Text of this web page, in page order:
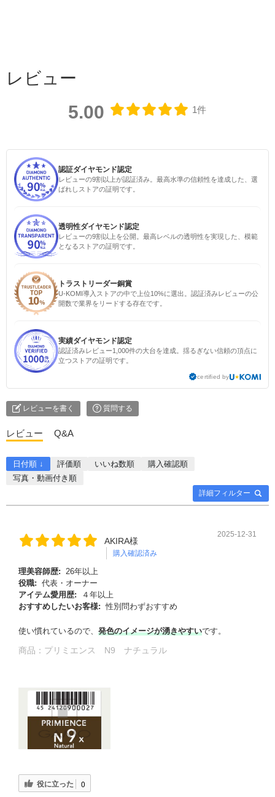
レビュー
5.00 1件
認証ダイヤモンド認定
レビューの9割以上が認証済み。最高水準の信頼性を達成した、選
ばれしストアの証明です。
透明性ダイヤモンド認定
レビューの9割以上を公開。最高レベルの透明性を実現した、模範
となるストアの証明です。
トラストリーダー銅賞
U-KOMI導入ストアの中で上位10%に選出。認証済みレビューの公
開数で業界をリードする存在です。
実績ダイヤモンド認定
認証済みレビュー1,000件の大台を達成。揺るぎない信頼の頂点に
立つストアの証明です。
certified by
レビューを書く 質問する
レビュー Q&A
詳細フィルター
日付順 ↓ 評価順 いいね数順
購入確認順
写真・動画付き順
AKIRA様
購入確認済み
2025-12-31
理美容師歴: 26年以上
役職: 代表・オーナー
アイテム愛用歴:
４年以上
おすすめしたいお客様: 性別問わずおすすめ
使い慣れているので、 発色のイメージが湧きやすいです。
商品： プリミエンス N9 ナチュラル
役に立った 0